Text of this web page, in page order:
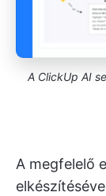
A ClickUp AI
A megfelelő